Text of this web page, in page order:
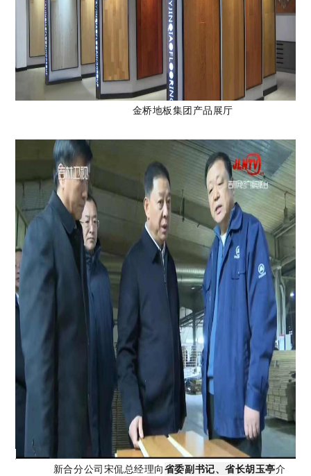
金桥地板集团产品展厅
新合分公司宋侃总经理向省委副书记、省长胡玉亭介